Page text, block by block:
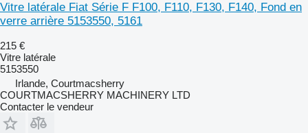
Vitre latérale Fiat Série F F100, F110, F130, F140, Fond en
verre arrière 5153550, 5161
215 €
Vitre latérale
5153550
Irlande, Courtmacsherry
COURTMACSHERRY MACHINERY LTD
Contacter le vendeur